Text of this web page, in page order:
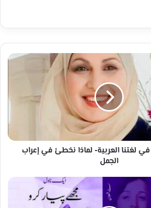
في لغتنا العربية- لماذا نخطئ في إعراب
الجمل